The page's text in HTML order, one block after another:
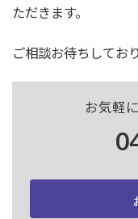
ただきます。
ご相談お待ちしており
お気軽